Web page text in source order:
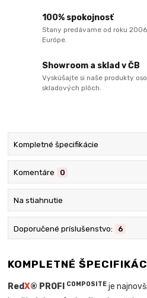
100% spokojnosť
Stany predávame od roku
Európe.
Showroom a sklad v ČB
Vyskúšajte si naše produkty
skladových plôch.
Kompletné špecifikácie
Komentáre 0
Na stiahnutie
Doporučené príslušenstvo: 6
KOMPLETNÉ
RedX® PROFI COMPOSITE je